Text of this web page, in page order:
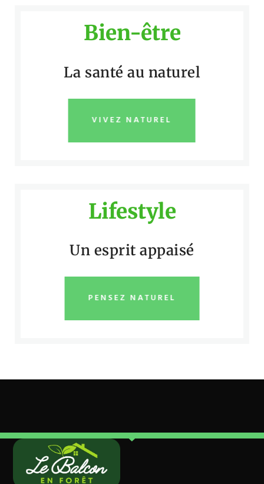
Bien-être
La santé au naturel
VIVEZ NATUREL
Lifestyle
Un esprit appaisé
PENSEZ NATUREL